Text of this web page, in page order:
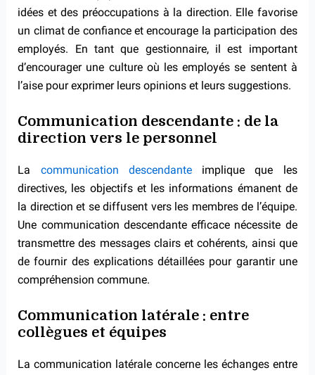
idées et des préoccupations à la direction. Elle favorise
un climat de confiance et encourage la participation des
employés. En tant que gestionnaire, il est important
d’encourager une culture où les employés se sentent à
l’aise pour exprimer leurs opinions et leurs suggestions.
Communication descendante : de la
direction vers le personnel
La communication descendanteimplique que les
directives, les objectifs et les informations émanent de
la direction et se diffusent vers les membres de l’équipe.
Une communication descendante efficace nécessite de
transmettre des messages clairs et cohérents, ainsi que
de fournir des explications détaillées pour garantir une
compréhension commune.
Communication latérale : entre
collègues et équipes
La communication latérale concerne les échanges entre